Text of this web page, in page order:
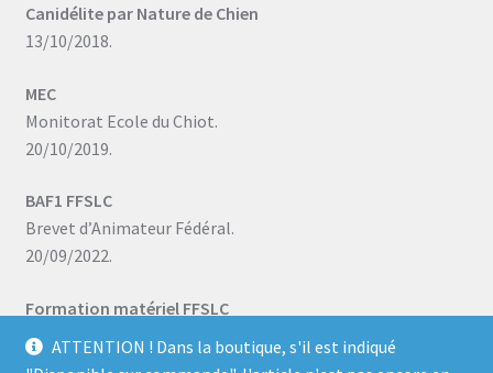
ATTENTION ! Dans la boutique, s'il est indiqué
Canidélite par Nature de Chien
13/10/2018.
MEC
Monitorat Ecole du Chiot.
20/10/2019.
BAF1 FFSLC
Brevet d’Animateur Fédéral.
20/09/2022.
Formation matériel FFSLC
08/07/2023.